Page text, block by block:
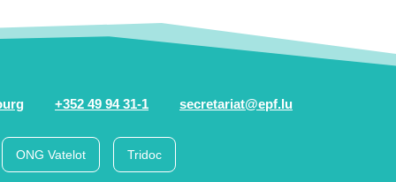
+352 49 94 31-1 secretariat@epf.lu
ONG Vatelot Tridoc